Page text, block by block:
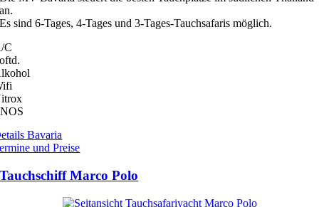
an.
Es sind 6-Tages, 4-Tages und 3‑Tages-Tauchsafaris möglich.
C
Bavaria
und Preise
Tauchschiff Marco Polo